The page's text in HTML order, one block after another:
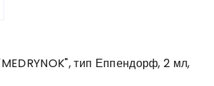
тип Еппендорф, 2 мл,